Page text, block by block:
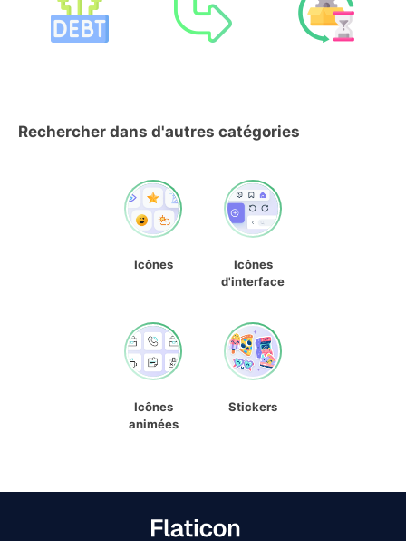
Rechercher dans d'autres catégories
Icônes
Icônes
d'interface
Icônes
animées
Stickers